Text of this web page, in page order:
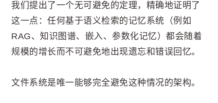
我们提出了一个无可避免的定理，精确地证明了
这一点：任何基于语义检索的记忆系统（例如
RAG、知识图谱、嵌入、参数化记忆）都会随着
规模的增长而不可避免地出现遗忘和错误回忆。
文件系统是唯一能够完全避免这种情况的架构。